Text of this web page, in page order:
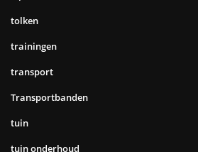
tolken
trainingen
transport
Transportbanden
tuin
tuin onderhoud